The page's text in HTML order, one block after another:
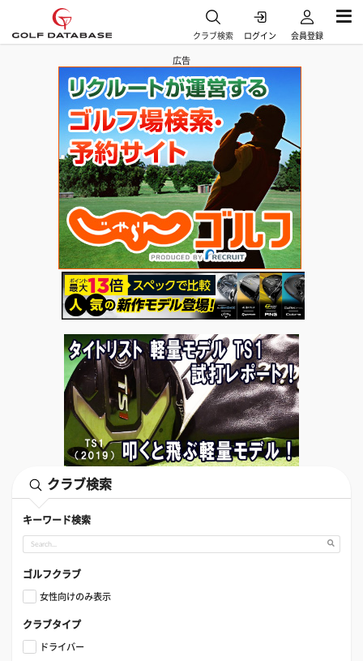
クラブ検索 ログイン 会員登録
広告
クラブ検索
キーワード検索
ゴルフクラブ
女性向けのみ表示
クラブタイプ
ドライバー